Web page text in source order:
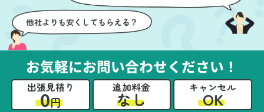
お気軽にお問い合わせください！
出張見積り
0円
追加料金
なし
キャンセル
OK